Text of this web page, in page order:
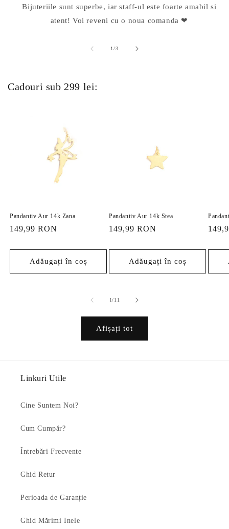
Bijuteriile sunt superbe, iar staff-ul este foarte amabil si
atent! Voi reveni cu o noua comanda ❤
1/din
3
Cadouri sub 299 lei:
Pandantiv Aur 14k Zana
Preț
149,99 RON
Adăugați în coș
Pandantiv Aur 14k Stea
Preț
149,99 RON
Adăugați în coș
Preț
1/din
11
Afișați tot
Linkuri Utile
Cine Suntem Noi?
Cum Cumpăr?
Întrebări Frecvente
Ghid Retur
Perioada de Garanție
Ghid Mărimi Inele